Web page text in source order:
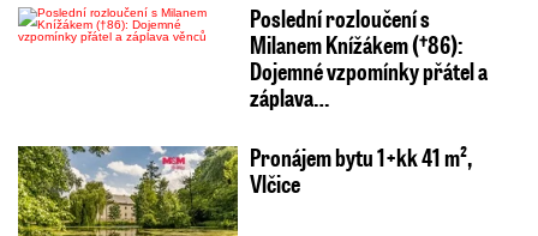
Poslední rozloučení s
Milanem Knížákem (†86):
Dojemné vzpomínky přátel a
záplava…
Pronájem bytu 1+kk 41 m²,
Vlčice